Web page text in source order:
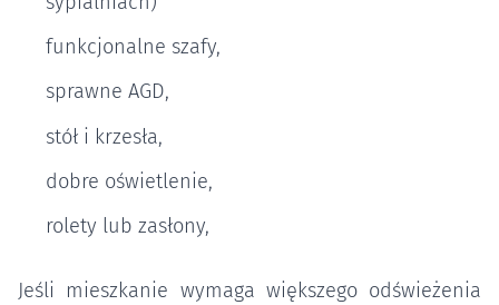
funkcjonalne szafy,
sprawne AGD,
stół i krzesła,
dobre oświetlenie,
rolety lub zasłony,
Jeśli mieszkanie wymaga większego odświeżenia